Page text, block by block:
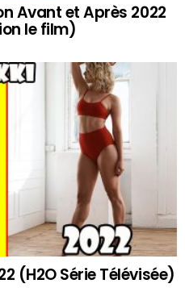
Avant et Après 2022
le film)
(H2O Série Télévisée)